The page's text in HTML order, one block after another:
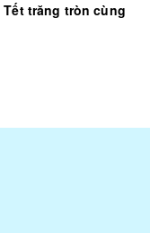
trăng tròn cùng